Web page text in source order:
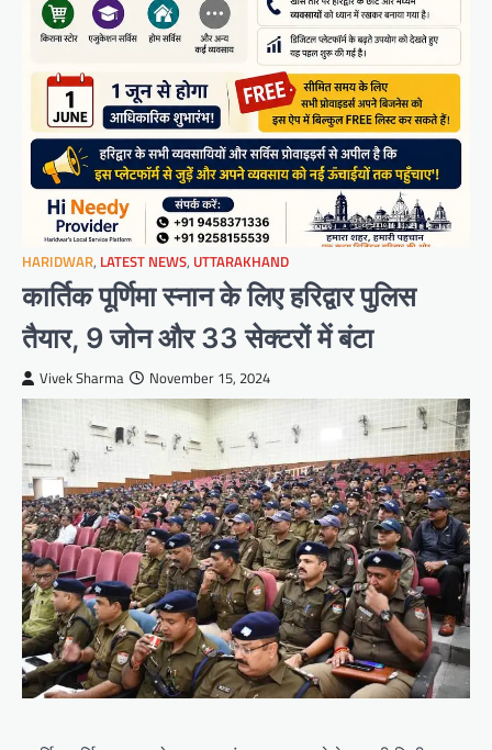
HARIDWAR, LATEST NEWS, UTTARAKHAND
कार्तिक पूर्णिमा स्नान के लिए हरिद्वार पुलिस
तैयार, 9 जोन और 33 सेक्टरों में बंटा
Vivek Sharma November 15, 2024